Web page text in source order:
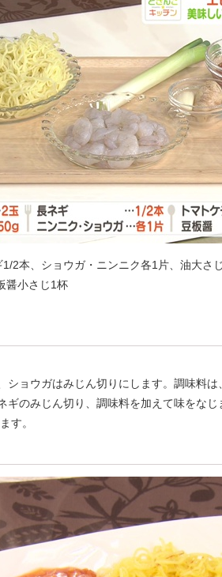
2本、ショウガ・ニンニク各1片、油大さ
醤小さじ1杯
ョウガはみじん切りにします。調味料は
のみじん切り、調味料を加えて味をな
す。